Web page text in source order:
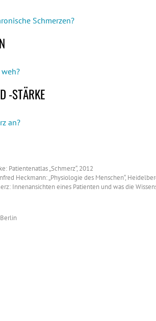
Schmerzen?
-STÄRKE
an?
Patientenatlas „Schmerz“, 2012
Heckmann: „Physiologie des Menschen“,
Innenansichten eines Patienten und was die